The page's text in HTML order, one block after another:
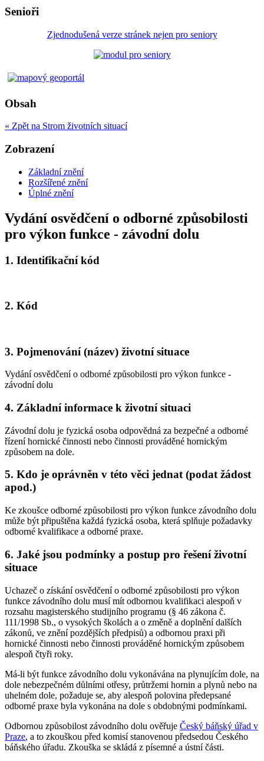
Senioři
Zjednodušená verze stránek nejen pro seniory
Obsah
« Zpět na Strom životních situací
Zobrazení
Základní znění
Rozšířené znění
Úplné znění
Vydání osvědčení o odborné způsobilosti
pro výkon funkce - závodní dolu
1. Identifikační kód
2. Kód
3. Pojmenování (název) životní situace
Vydání osvědčení o odborné způsobilosti pro výkon funkce -
závodní dolu
4. Základní informace k životní situaci
Závodní dolu je fyzická osoba odpovědná za bezpečné a odborné
řízení hornické činnosti nebo činnosti prováděné hornickým
způsobem na dole.
5. Kdo je oprávněn v této věci jednat (podat žádost
apod.)
Ke zkoušce odborné způsobilosti pro výkon funkce závodního dolu
může být připuštěna každá fyzická osoba, která splňuje požadavky
odborné kvalifikace a odborné praxe.
6. Jaké jsou podmínky a postup pro řešení životní
situace
Uchazeč o získání osvědčení o odborné způsobilosti pro výkon
funkce závodního dolu musí mít odbornou kvalifikaci alespoň v
rozsahu magisterského studijního programu (§ 46 zákona č.
111/1998 Sb., o vysokých školách a o změně a doplnění dalších
zákonů, ve znění pozdějších předpisů) a odbornou praxi při
hornické činnosti nebo činnosti prováděné hornickým způsobem
alespoň čtyři roky.
Má-li být funkce závodního dolu vykonávána na plynujícím dole, na
dole nebezpečném důlními otřesy, průtržemi hornin a plynů nebo na
uhelném dole, požaduje se, aby alespoň polovina předepsané
odborné praxe byla vykonána na dole s obdobnými podmínkami.
Odbornou způsobilost závodního dolu ověřuje Český báňský úřad v
Praze, a to zkouškou před komisí stanovenou předsedou Českého
báňského úřadu. Zkouška se skládá z písemné a ústní části.